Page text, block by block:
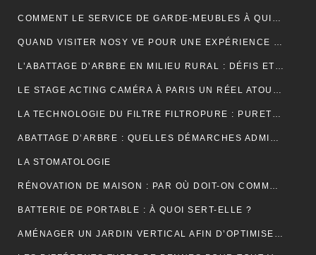
COMMENT LE SERVICE DE GARDE-MEUBLES À QUIMPER PEUT-IL SIMPLIFIER VOTRE DÉMÉNAGEMENT ET PROTÉGER VOS BIENS ?
QUAND VISITER NOSY VE POUR UNE EXPÉRIENCE INOUBLIABLE ?
L’ABATTAGE D’ARBRE EN MILIEU RURAL : DÉFIS ET SOLUTIONS
LE STAGE ACTING CAMÉRA À PARIS UN RÉEL ATOUT POUR VOTRE CARRIÈRE DE COMÉDIEN ?
LA TECHNOLOGIE DU FILTRE FILTROPURE : PURETÉ ET PERFORMANCE
ABATTAGE D’ARBRE : QUELLES DÉMARCHES ADMINISTRATIVES ?
LA STOMATOLOGIE
RÉNOVATION DE MAISON : PAR OÙ DOIT-ON COMMENCER ?
BATTERIE DE PORTABLE : À QUOI SERT-ELLE ?
AMÉNAGER UN JARDIN VERTICAL AFIN D’OPTIMISER L’UTILISATION DE L’ESPACE EXTÉRIEUR.